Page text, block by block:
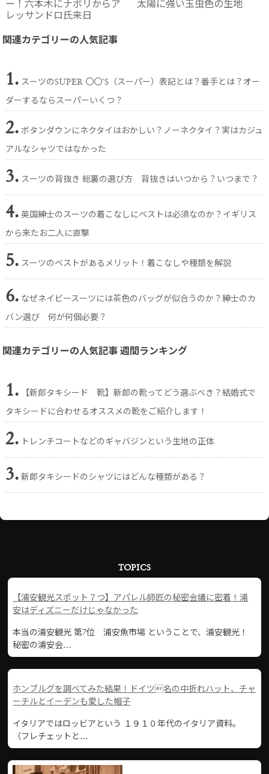
ー！六本木にナポリからア
レッサンドロ氏来日
太陽に強い玉虫色の生地
関連カテゴリーの人気記事
1. スーツのSUPER 〇〇’S（スーパー）表記とは？番手とは？オー
ダーするならスーパーいくつ？
2. ボタンダウンにネクタイはおかしい？ノーネクタイ？実はカジュ
アルなシャツではなかった
3. スーツの背抜き 総裏の選び方 背抜きはいつから？いつまで？
4. 英国紳士のスーツの着こなしにベストは必須なのか？イギリス
から来たお二人に直撃
5. スーツのベストがあるメリット！着こなしや種類を解説
6. なぜネイビースーツには茶色のバッグが似合うのか？紳士のカ
バン選び 何が何個必要？
関連カテゴリーの人気記事 週間ランキング
1. 【新郎タキシード 靴】新郎の靴ってどう選ぶべき？結婚式で
タキシードに合わせるオススメの靴をご紹介します！
2. トレンチコートなどのギャバジンという生地の正体
3. 新郎タキシードのシャツにはどんな種類がある？
TOPICS
【浦安観光スポット７つ】アパレル師匠の秘密会議に密着！浦
安はディズニーだけじゃなかった
本当の浦安観光 第7位 浦安魚市場 ということで、浦安観光！
秘密の浦安会…
ホンブルグを調べてみた結果！ドイツ名の中折れハット、チャ
ーチルとイーデンも愛した帽子
イタリアではロッビアという １９１０年代のイタリア資料。
（フレチェットと…